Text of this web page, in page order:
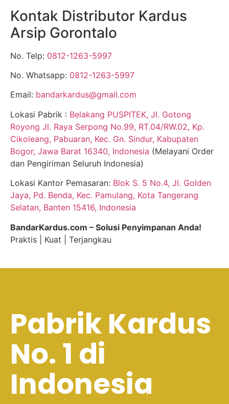
Kontak Distributor Kardus
Arsip Gorontalo
No. Telp: 0812-1263-5997
No. Whatsapp: 0812-1263-5997
Email: bandarkardus@gmail.com
Lokasi Pabrik : Belakang PUSPITEK, Jl. Gotong
Royong Jl. Raya Serpong No.99, RT.04/RW.02, Kp.
Cikoleang, Pabuaran, Kec. Gn. Sindur, Kabupaten
Bogor, Jawa Barat 16340, Indonesia (Melayani Order
dan Pengiriman Seluruh Indonesia)
Lokasi Kantor Pemasaran: Blok S. 5 No.4, Jl. Golden
Jaya, Pd. Benda, Kec. Pamulang, Kota Tangerang
Selatan, Banten 15416, Indonesia
BandarKardus.com – Solusi Penyimpanan Anda!
Praktis | Kuat | Terjangkau
Pabrik Kardus
No. 1 di
Indonesia